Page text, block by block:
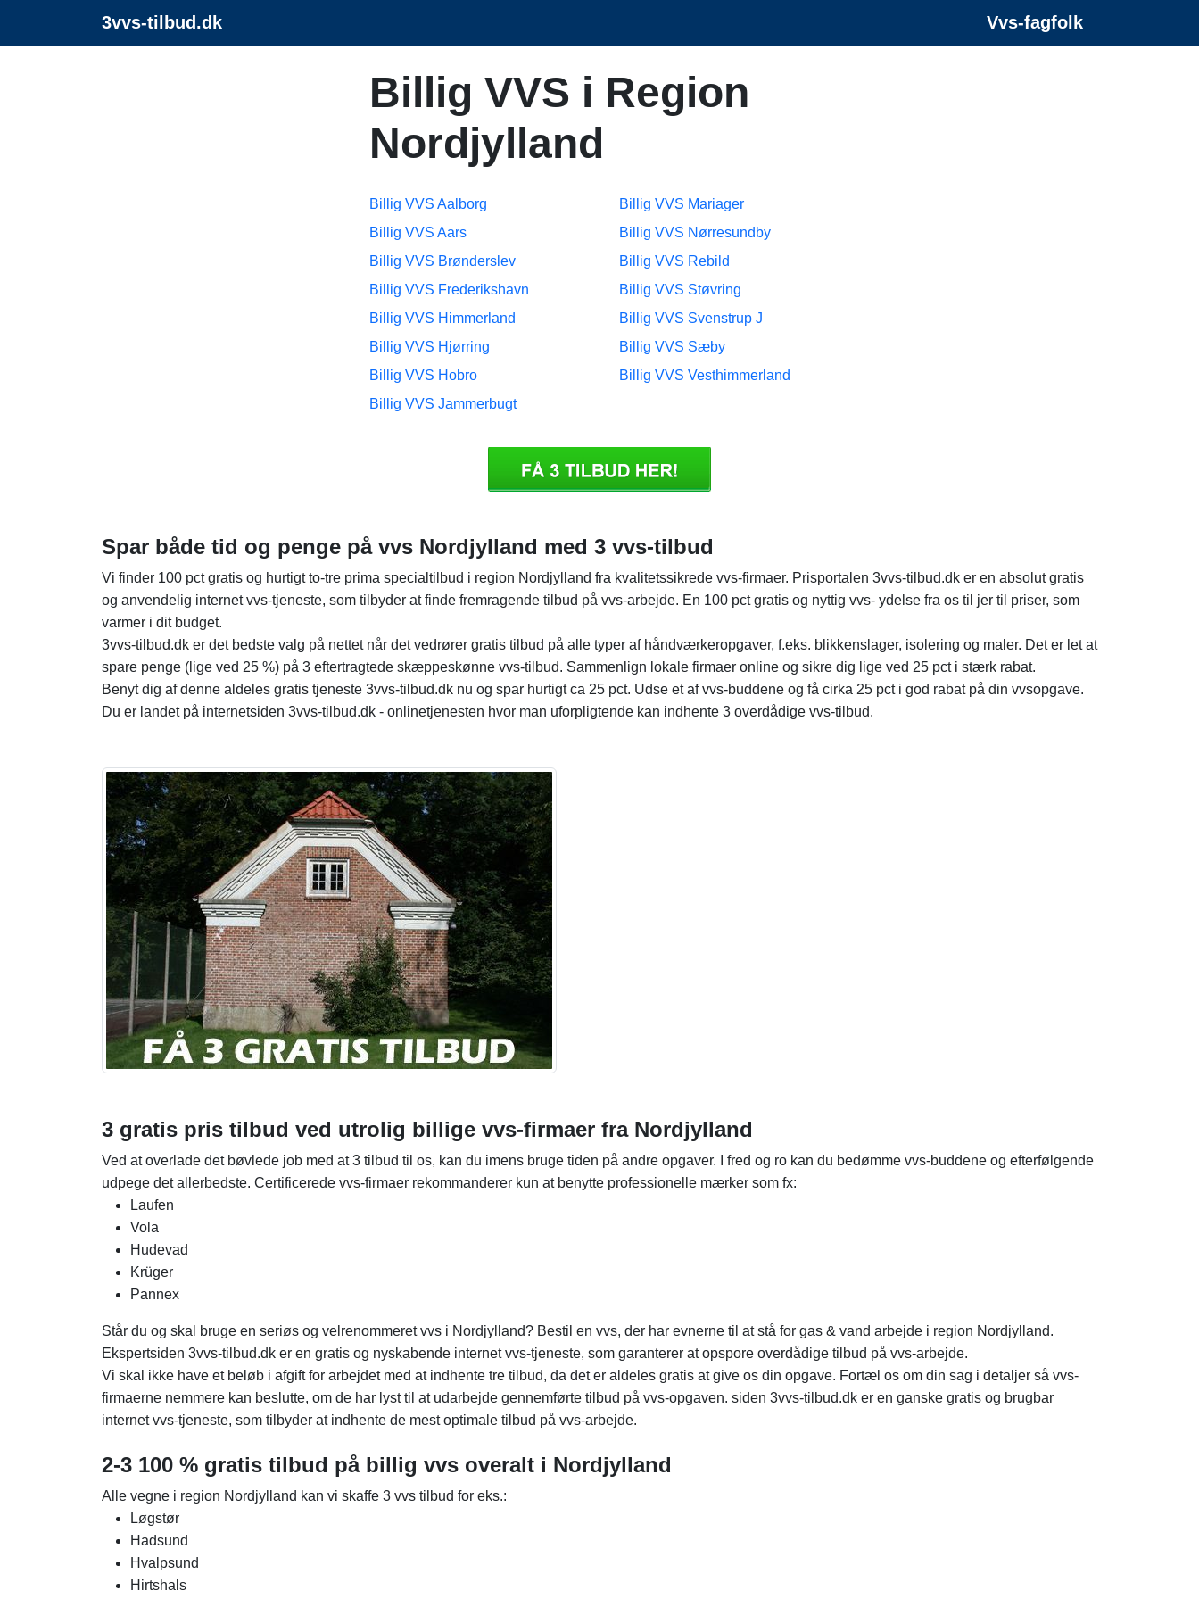
3vvs-tilbud.dk Vvs-fagfolk
Billig VVS i Region
Nordjylland
Billig VVS Aalborg
Billig VVS Aars
Billig VVS Brønderslev
Billig VVS Frederikshavn
Billig VVS Himmerland
Billig VVS Hjørring
Billig VVS Hobro
Billig VVS Jammerbugt
Billig VVS Mariager
Billig VVS Nørresundby
Billig VVS Rebild
Billig VVS Støvring
Billig VVS Svenstrup J
Billig VVS Sæby
Billig VVS Vesthimmerland
Spar både tid og penge på vvs Nordjylland med 3 vvs-tilbud
Vi finder 100 pct gratis og hurtigt to-tre prima specialtilbud i region Nordjylland fra kvalitetssikrede vvs-firmaer. Prisportalen 3vvs-tilbud.dk er en absolut gratis
og anvendelig internet vvs-tjeneste, som tilbyder at finde fremragende tilbud på vvs-arbejde. En 100 pct gratis og nyttig vvs- ydelse fra os til jer til priser, som
varmer i dit budget.
3vvs-tilbud.dk er det bedste valg på nettet når det vedrører gratis tilbud på alle typer af håndværkeropgaver, f.eks. blikkenslager, isolering og maler. Det er let at
spare penge (lige ved 25 %) på 3 eftertragtede skæppeskønne vvs-tilbud. Sammenlign lokale firmaer online og sikre dig lige ved 25 pct i stærk rabat.
Benyt dig af denne aldeles gratis tjeneste 3vvs-tilbud.dk nu og spar hurtigt ca 25 pct. Udse et af vvs-buddene og få cirka 25 pct i god rabat på din vvsopgave.
Du er landet på internetsiden 3vvs-tilbud.dk - onlinetjenesten hvor man uforpligtende kan indhente 3 overdådige vvs-tilbud.
3 gratis pris tilbud ved utrolig billige vvs-firmaer fra Nordjylland
Ved at overlade det bøvlede job med at 3 tilbud til os, kan du imens bruge tiden på andre opgaver. I fred og ro kan du bedømme vvs-buddene og efterfølgende
udpege det allerbedste. Certificerede vvs-firmaer rekommanderer kun at benytte professionelle mærker som fx:
Laufen
Vola
Hudevad
Krüger
Pannex
Står du og skal bruge en seriøs og velrenommeret vvs i Nordjylland? Bestil en vvs, der har evnerne til at stå for gas & vand arbejde i region Nordjylland.
Ekspertsiden 3vvs-tilbud.dk er en gratis og nyskabende internet vvs-tjeneste, som garanterer at opspore overdådige tilbud på vvs-arbejde.
Vi skal ikke have et beløb i afgift for arbejdet med at indhente tre tilbud, da det er aldeles gratis at give os din opgave. Fortæl os om din sag i detaljer så vvs-
firmaerne nemmere kan beslutte, om de har lyst til at udarbejde gennemførte tilbud på vvs-opgaven. siden 3vvs-tilbud.dk er en ganske gratis og brugbar
internet vvs-tjeneste, som tilbyder at indhente de mest optimale tilbud på vvs-arbejde.
2-3 100 % gratis tilbud på billig vvs overalt i Nordjylland
Alle vegne i region Nordjylland kan vi skaffe 3 vvs tilbud for eks.:
Løgstør
Hadsund
Hvalpsund
Hirtshals